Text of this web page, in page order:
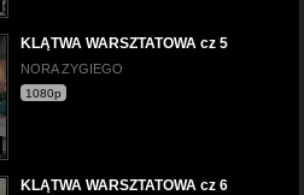
KLĄTWA WARSZTATOWA cz 5
NORA ZYGIEGO
1080p
KLĄTWA WARSZTATOWA cz 6